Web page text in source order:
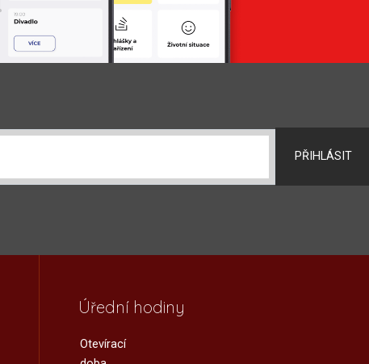
PŘIHLÁSIT
Úřední hodiny
Otevírací